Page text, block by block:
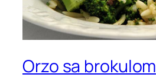
Orzo sa brokulom